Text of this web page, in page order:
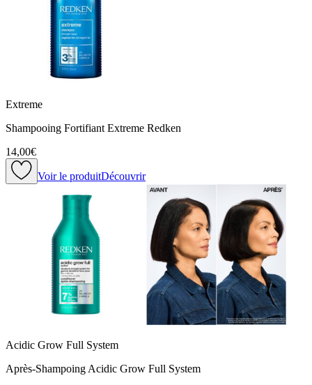
Extreme
Shampooing Fortifiant Extreme Redken
14,00€
Voir le produitDécouvrir
Acidic Grow Full System
Après-Shampoing Acidic Grow Full System